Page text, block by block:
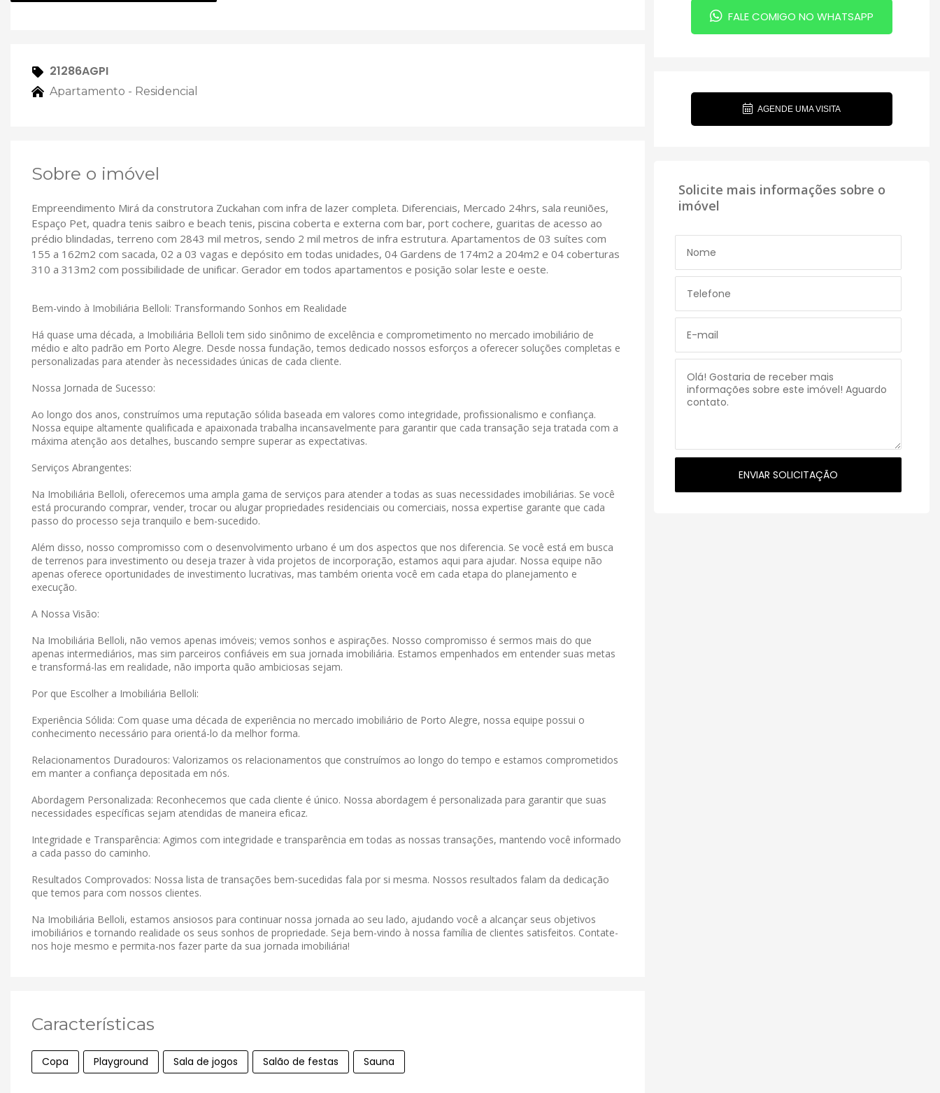
21286AGPI
Apartamento - Residencial
Sobre o imóvel
Empreendimento Mirá da construtora Zuckahan com infra de lazer completa. Diferenciais, Mercado 24hrs, sala reuniões,
Espaço Pet, quadra tenis saibro e beach tenis, piscina coberta e externa com bar, port cochere, guaritas de acesso ao
prédio blindadas, terreno com 2843 mil metros, sendo 2 mil metros de infra estrutura. Apartamentos de 03 suítes com
155 a 162m2 com sacada, 02 a 03 vagas e depósito em todas unidades, 04 Gardens de 174m2 a 204m2 e 04 coberturas
310 a 313m2 com possibilidade de unificar. Gerador em todos apartamentos e posição solar leste e oeste.
Bem-vindo à Imobiliária Belloli: Transformando Sonhos em Realidade
Há quase uma década, a Imobiliária Belloli tem sido sinônimo de excelência e comprometimento no mercado imobiliário de
médio e alto padrão em Porto Alegre. Desde nossa fundação, temos dedicado nossos esforços a oferecer soluções completas e
personalizadas para atender às necessidades únicas de cada cliente.
Nossa Jornada de Sucesso:
Ao longo dos anos, construímos uma reputação sólida baseada em valores como integridade, profissionalismo e confiança.
Nossa equipe altamente qualificada e apaixonada trabalha incansavelmente para garantir que cada transação seja tratada com a
máxima atenção aos detalhes, buscando sempre superar as expectativas.
Serviços Abrangentes:
Na Imobiliária Belloli, oferecemos uma ampla gama de serviços para atender a todas as suas necessidades imobiliárias. Se você
está procurando comprar, vender, trocar ou alugar propriedades residenciais ou comerciais, nossa expertise garante que cada
passo do processo seja tranquilo e bem-sucedido.
Além disso, nosso compromisso com o desenvolvimento urbano é um dos aspectos que nos diferencia. Se você está em busca
de terrenos para investimento ou deseja trazer à vida projetos de incorporação, estamos aqui para ajudar. Nossa equipe não
apenas oferece oportunidades de investimento lucrativas, mas também orienta você em cada etapa do planejamento e
execução.
A Nossa Visão:
Na Imobiliária Belloli, não vemos apenas imóveis; vemos sonhos e aspirações. Nosso compromisso é sermos mais do que
apenas intermediários, mas sim parceiros confiáveis ​​em sua jornada imobiliária. Estamos empenhados em entender suas metas
e transformá-las em realidade, não importa quão ambiciosas sejam.
Por que Escolher a Imobiliária Belloli:
Experiência Sólida: Com quase uma década de experiência no mercado imobiliário de Porto Alegre, nossa equipe possui o
conhecimento necessário para orientá-lo da melhor forma.
Relacionamentos Duradouros: Valorizamos os relacionamentos que construímos ao longo do tempo e estamos comprometidos
em manter a confiança depositada em nós.
Abordagem Personalizada: Reconhecemos que cada cliente é único. Nossa abordagem é personalizada para garantir que suas
necessidades específicas sejam atendidas de maneira eficaz.
Integridade e Transparência: Agimos com integridade e transparência em todas as nossas transações, mantendo você informado
a cada passo do caminho.
Resultados Comprovados: Nossa lista de transações bem-sucedidas fala por si mesma. Nossos resultados falam da dedicação
que temos para com nossos clientes.
Na Imobiliária Belloli, estamos ansiosos para continuar nossa jornada ao seu lado, ajudando você a alcançar seus objetivos
imobiliários e tornando realidade os seus sonhos de propriedade. Seja bem-vindo à nossa família de clientes satisfeitos. Contate-
nos hoje mesmo e permita-nos fazer parte da sua jornada imobiliária!
Características
Copa Playground Sala de jogos Salão de festas Sauna
FALE COMIGO NO WHATSAPP
AGENDE UMA VISITA
Solicite mais informações sobre o
imóvel